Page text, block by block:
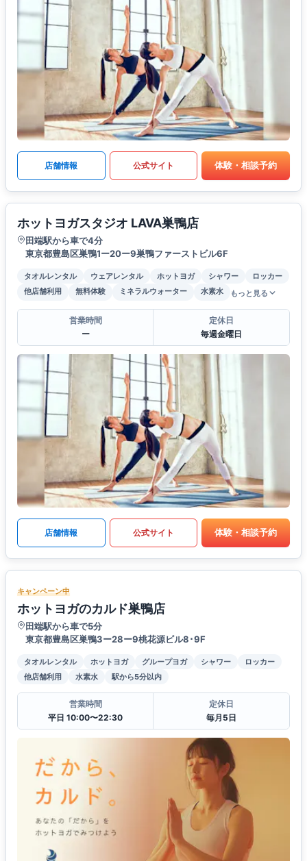
店舗情報 公式サイト 体験・相談予約
ホットヨガスタジオ LAVA巣鴨店
田端駅から車で4分
東京都豊島区巣鴨1ー20ー9巣鴨ファーストビル6F
タオルレンタル ウェアレンタル ホットヨガ シャワー
ロッカー
他店舗利用
無料体験 ミネラルウォーター 水素水 もっと見る
営業時間
ー
定休日
毎週金曜日
店舗情報 公式サイト 体験・相談予約
キャンペーン中
ホットヨガのカルド巣鴨店
田端駅から車で5分
東京都豊島区巣鴨3ー28ー9桃花源ビル8･9F
タオルレンタル ホットヨガ グループヨガ シャワー
ロッカー
他店舗利用
水素水 駅から5分以内
営業時間
平日 10:00〜22:30
定休日
毎月5日